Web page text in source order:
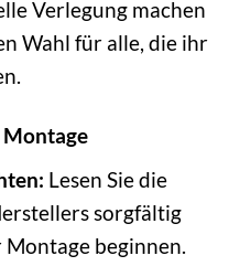
Verlegung machen
Wahl für alle, die ihr
Lesen Sie die
sorgfältig
beginnen.